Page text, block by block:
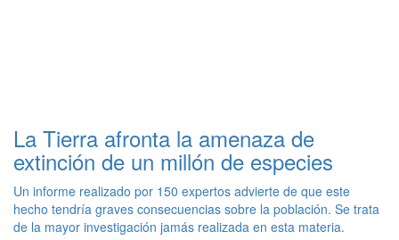
La Tierra afronta la amenaza de
extinción de un millón de especies
Un informe realizado por 150 expertos advierte de que este
hecho tendría graves consecuencias sobre la población. Se trata
de la mayor investigación jamás realizada en esta materia.